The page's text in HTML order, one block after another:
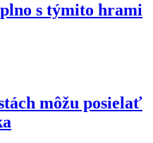
s týmito hrami
môžu posielať